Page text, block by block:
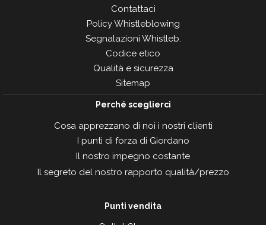
Contattaci
Policy Whistleblowing
Segnalazioni Whistleb.
Codice etico
Qualità e sicurezza
Sitemap
Perché sceglierci
Cosa apprezzano di noi i nostri clienti
I punti di forza di Giordano
Il nostro impegno costante
Il segreto del nostro rapporto qualità/prezzo
Punti vendita